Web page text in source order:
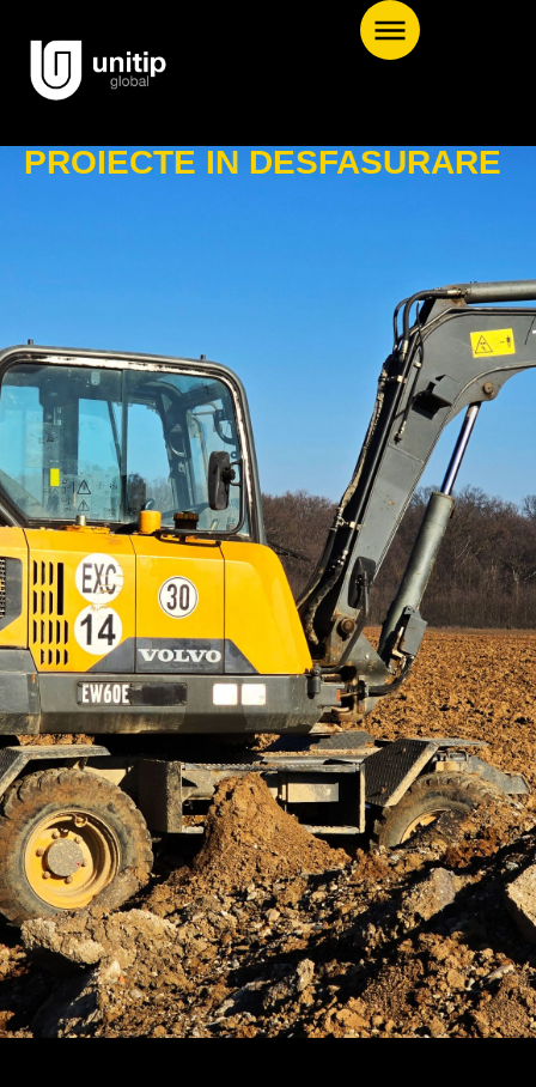
PROIECTE IN DESFASURARE